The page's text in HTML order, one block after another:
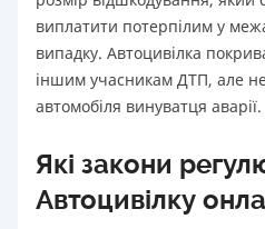
виплатити потерпілим у
випадку. Автоцивілка
іншим учасникам ДТП, але
автомобіля винуватця аварії.
Які закони
Автоцивілку